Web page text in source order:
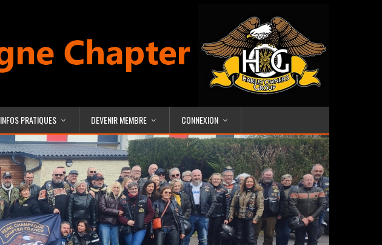
INFOS PRATIQUES DEVENIR MEMBRE CONNEXION